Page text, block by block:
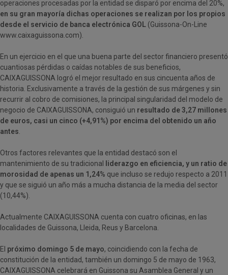
operaciones procesadas por la entidad se disparó por encima del 20%,
en su gran mayoría dichas operaciones se realizan por los propios
desde el servicio de banca electrónica GOL (Guissona-On-Line
www.caixaguissona.com).
En un ejercicio en el que una buena parte del sector financiero presentó
cuantiosas pérdidas o caídas notables de sus beneficios,
CAIXAGUISSONA logró el mejor resultado en sus cincuenta años de
historia. Exclusivamente a través de la gestión de sus márgenes y sin
recurrir al cobro de comisiones, la principal singularidad del modelo de
negocio de CAIXAGUISSONA, consiguió un resultado de 3,27 millones
de euros, casi un cinco (+4,91%) por encima del obtenido un año
antes
Otros factores relevantes que la entidad destacó son el
mantenimiento de su tradicional
liderazgo en eficiencia, y un ratio de
morosidad de apenas un 1,24% que incluso se redujo respecto a 2011
y que se siguió un año más a mucha distancia de la media del sector
(10,44%).
Actualmente CAIXAGUISSONA cuenta con cuatro oficinas, en las
localidades de Guissona, Lleida, Reus y Barcelona.
El próximo domingo 5 de mayo, coincidiendo con la fecha de
constitución de la entidad, también un domingo 5 de mayo de 1963,
CAIXAGUISSONA celebrará en Guissona su Asamblea General y un